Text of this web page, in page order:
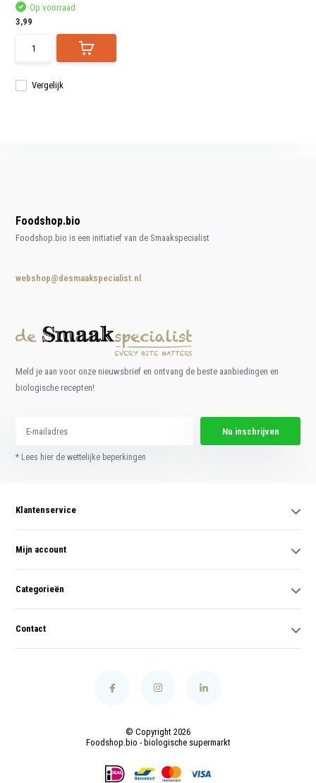
Vergelijk
Op voorraad
3,99
Foodshop.bio
Foodshop.bio is een initiatief van de Smaakspecialist
webshop@desmaakspecialist.nl
Meld je aan voor onze nieuwsbrief en ontvang de beste aanbiedingen en
biologische recepten!
Nu inschrijven
* Lees hier de wettelijke beperkingen
Klantenservice
Mijn account
Categorieën
Contact
© Copyright 2026
Foodshop.bio - biologische supermarkt